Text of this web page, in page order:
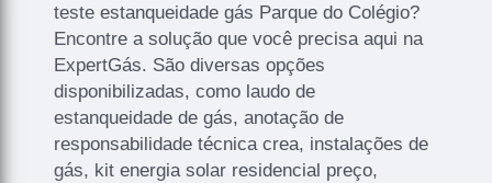
teste estanqueidade gás Parque do Colégio?
Encontre a solução que você precisa aqui na
ExpertGás. São diversas opções
disponibilizadas, como laudo de
estanqueidade de gás, anotação de
responsabilidade técnica crea, instalações de
gás, kit energia solar residencial preço,